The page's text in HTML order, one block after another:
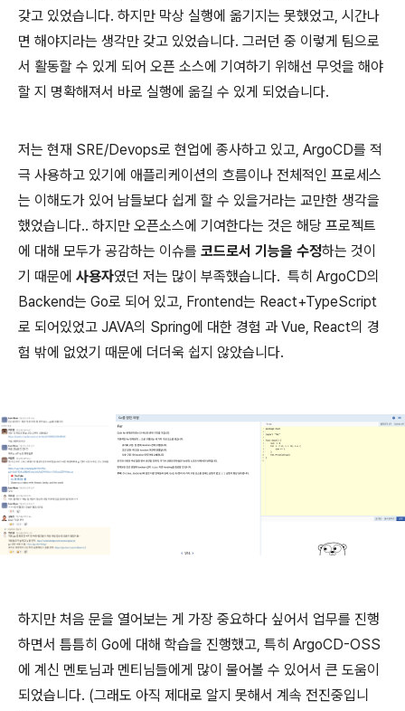
갖고 있었습니다. 하지만 막상 실행에 옮기지는 못했었고, 시간나
면 해야지라는 생각만 갖고 있었습니다. 그러던 중 이렇게 팀으로
서 활동할 수 있게 되어 오픈 소스에 기여하기 위해선 무엇을 해야
할 지 명확해져서 바로 실행에 옮길 수 있게 되었습니다.
저는 현재 SRE/Devops로 현업에 종사하고 있고, ArgoCD를 적
극 사용하고 있기에 애플리케이션의 흐름이나 전체적인 프로세스
는 이해도가 있어 남들보다 쉽게 할 수 있을거라는 교만한 생각을
했었습니다.. 하지만 오픈소스에 기여한다는 것은 해당 프로젝트
에 대해 모두가 공감하는 이슈를 코드로서 기능을 수정하는 것이
기 때문에 사용자였던 저는 많이 부족했습니다. 특히 ArgoCD의
Backend는 Go로 되어 있고, Frontend는 React+TypeScript
로 되어있었고 JAVA의 Spring에 대한 경험 과 Vue, React의 경
험 밖에 없었기 때문에 더더욱 쉽지 않았습니다.
하지만 처음 문을 열어보는 게 가장 중요하다 싶어서 업무를 진행
하면서 틈틈히 Go에 대해 학습을 진행했고, 특히 ArgoCD-OSS
에 계신 멘토님과 멘티님들에게 많이 물어볼 수 있어서 큰 도움이
되었습니다. (그래도 아직 제대로 알지 못해서 계속 전진중입니